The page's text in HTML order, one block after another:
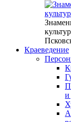
Краеведение
и